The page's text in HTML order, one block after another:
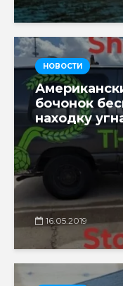
НОВОСТИ
бочонок
находку
16.05.2019